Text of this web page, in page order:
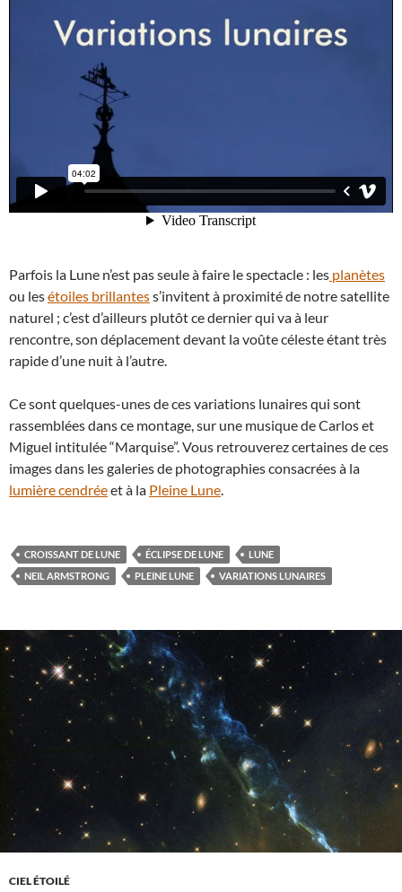
Parfois la Lune n’est pas seule à faire le spectacle : les planètes
ou lesétoiles brillantess’invitent à proximité de notre satellite
naturel ; c’est d’ailleurs plutôt ce dernier qui va à leur
rencontre, son déplacement devant la voûte céleste étant très
rapide d’une nuit à l’autre.
Ce sont quelques-unes de ces variations lunaires qui sont
rassemblées dans ce montage, sur une musique de Carlos et
Miguel intitulée “Marquise”. Vous retrouverez certaines de ces
images dans les galeries de photographies consacrées à la
lumière cendréeet à la Pleine Lune.
CROISSANT DE LUNE ÉCLIPSE DE LUNE
LUNE
NEIL ARMSTRONG
PLEINE LUNE VARIATIONS LUNAIRES
CIEL ÉTOILÉ